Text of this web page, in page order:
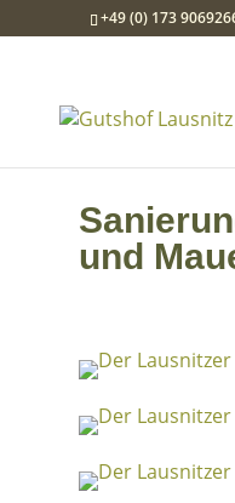
+49 (0) 173
und